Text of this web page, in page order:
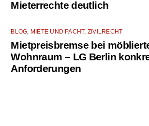
Mieterrechte deutlich
BLOG MIETE UND PACHT, ZIVILRECHT
Mietpreisbremse bei
Wohnraum – LG Berlin
Anforderungen